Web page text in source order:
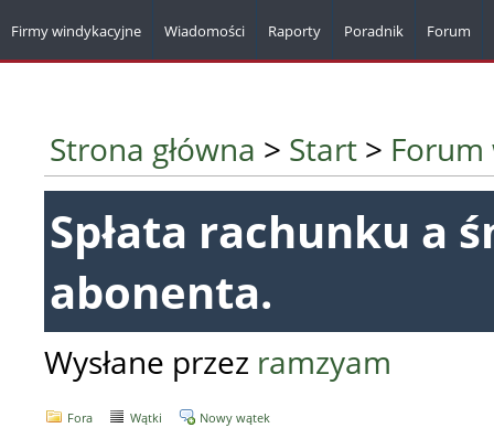
Firmy windykacyjne Wiadomości Raporty Poradnik Forum
Strona główna > Start >
Spłata rachunku a
abonenta.
Wysłane przez ramzyam
Fora Wątki Nowy wątek